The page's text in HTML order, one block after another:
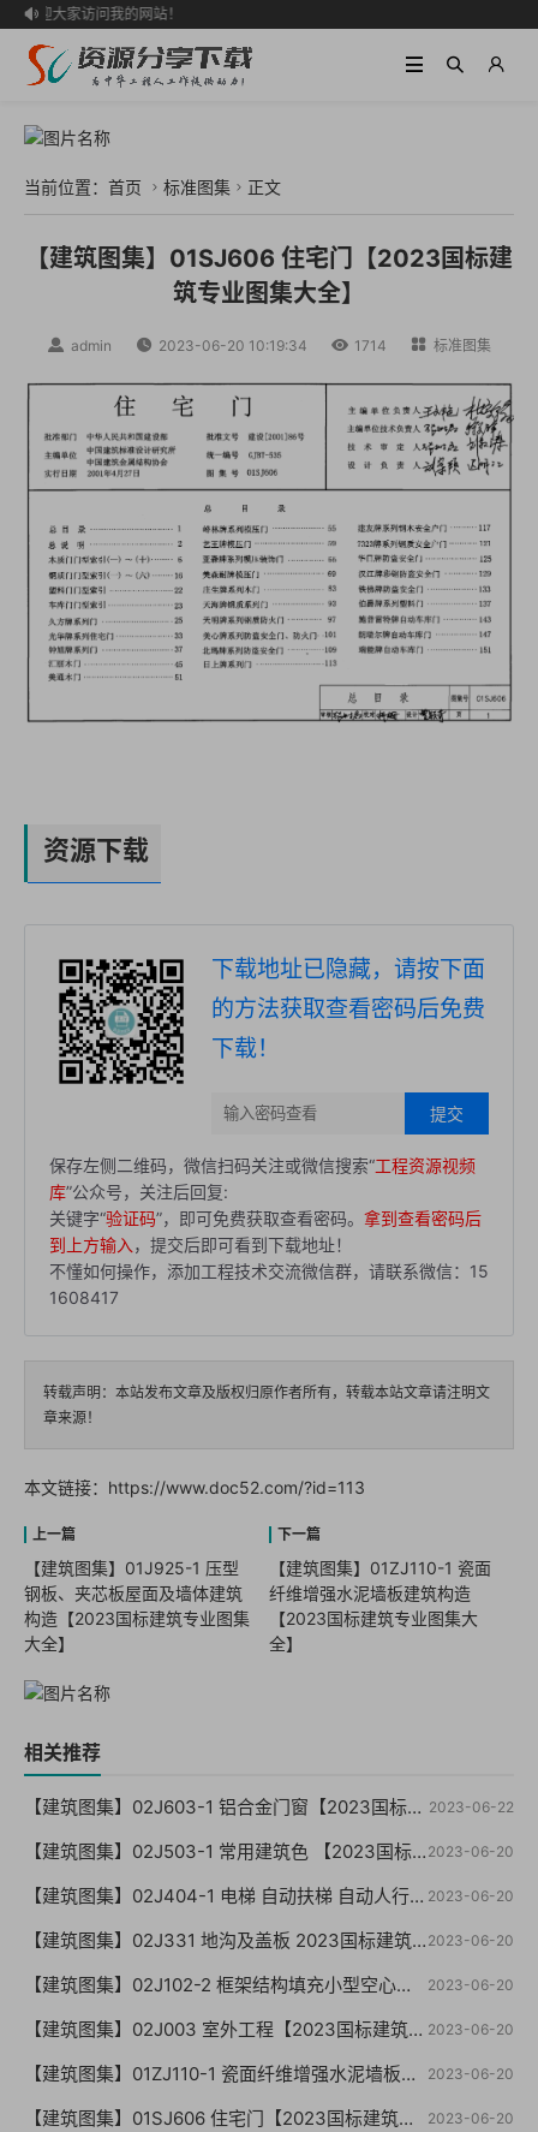

欢迎大家访问我的网站！
当前位置： 首页  标准图集  正文
【建筑图集】01SJ606 住宅门【2023国标建
筑专业图集大全】
 admin  2023-06-20 10:19:34  1714  标准图集
资源下载
下载地址已隐藏，请按下面
的方法获取查看密码后免费
下载！
提交
保存左侧二维码，微信扫码关注或微信搜索“工程资源视频
库”公众号，关注后回复:
关键字“验证码”，即可免费获取查看密码。 拿到查看密码后
到上方输入 ，提交后即可看到下载地址！
不懂如何操作，添加工程技术交流微信群，请联系微信：15
1608417
转载声明：本站发布文章及版权归原作者所有，转载本站文章请注明文
章来源！
本文链接： https://www.doc52.com/?id=113
【建筑图集】01J925-1 压型
钢板、夹芯板屋面及墙体建筑
构造【2023国标建筑专业图集
大全】
【建筑图集】01ZJ110-1 瓷面
纤维增强水泥墙板建筑构造
【2023国标建筑专业图集大
全】
相关推荐
2023-06-22
【建筑图集】02J603-1 铝合金门窗【2023国标建筑专业图集大全】
2023-06-20
【建筑图集】02J503-1 常用建筑色 【2023国标建筑专业图集大全】
2023-06-20
【建筑图集】02J404-1 电梯 自动扶梯 自动人行道【2023国标建筑专业图集大全】
2023-06-20
【建筑图集】02J331 地沟及盖板 2023国标建筑专业图集大全】
2023-06-20
【建筑图集】02J102-2 框架结构填充小型空心砌块墙体建筑构造【2023国标建筑专业图集大全】
2023-06-20
【建筑图集】02J003 室外工程【2023国标建筑专业图集大全】
2023-06-20
【建筑图集】01ZJ110-1 瓷面纤维增强水泥墙板建筑构造【2023国标建筑专业图集大全】
2023-06-20
【建筑图集】01SJ606 住宅门【2023国标建筑专业图集大全】